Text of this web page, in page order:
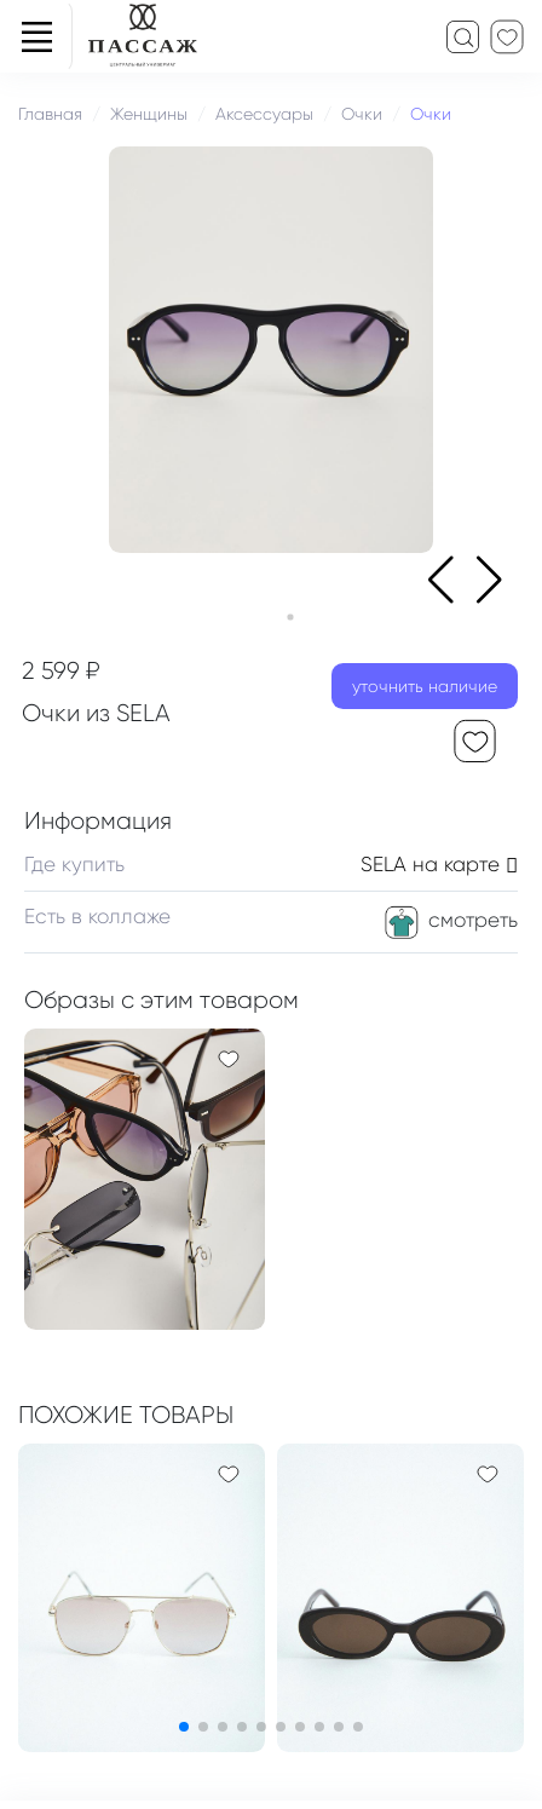
Главная Женщины Аксессуары Очки Очки
2 599 ₽
Очки из SELA
уточнить наличие
Информация
SELA на карте
Где купить
смотреть
Есть в коллаже
Образы с этим товаром
ПОХОЖИЕ ТОВАРЫ